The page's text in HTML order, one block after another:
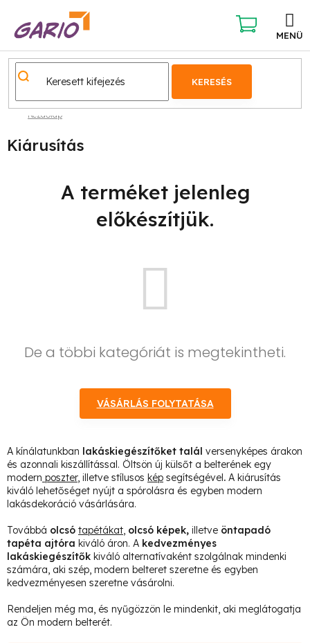
KERESÉS
KOSÁR
Kezdőlap
Kiárusítás
A terméket jelenleg
előkészítjük.
De a többi kategóriát is megtekintheti.
VÁSÁRLÁS FOLYTATÁSA
A kínálatunkban lakáskiegészítőket talál versenyképes árakon
és azonnali kiszállítással. Öltsön új külsőt a belterének egy
modern poszter, illetve stílusos kép segítségével. A kiárusítás
kiváló lehetőséget nyújt a spórolásra és egyben modern
lakásdekoráció vásárlására.
Továbbá olcsó tapétákat, olcsó képek, illetve öntapadó
tapéta ajtóra kiváló áron. A kedvezményes
lakáskiegészítők kiváló alternatívaként szolgálnak mindenki
számára, aki szép, modern belteret szeretne és egyben
kedvezményesen szeretne vásárolni.
Rendeljen még ma, és nyűgözzön le mindenkit, aki meglátogatja
az Ön modern belterét.